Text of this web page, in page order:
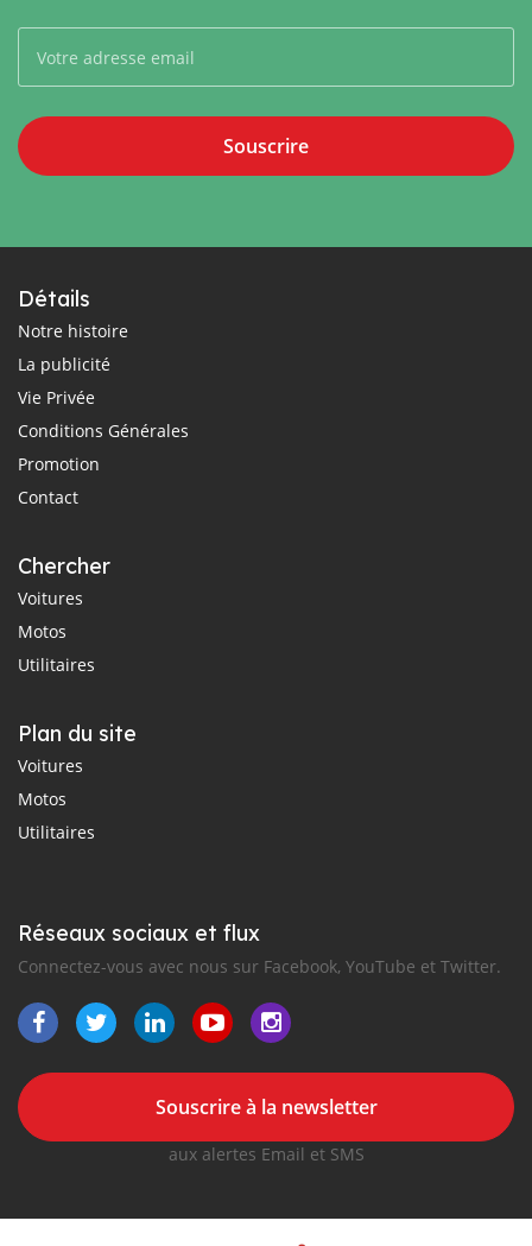
Souscrire
Détails
Notre histoire
La publicité
Vie Privée
Conditions Générales
Promotion
Contact
Chercher
Voitures
Motos
Utilitaires
Plan du site
Voitures
Motos
Utilitaires
Réseaux sociaux et flux
Connectez-vous avec nous sur Facebook, YouTube et Twitter.
Souscrire à la newsletter
aux alertes Email et SMS